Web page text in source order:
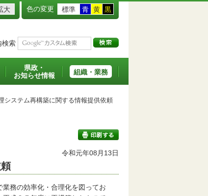
大 色の変更 標準 青 黄 黒
検索
県政・
お知らせ情報
組織・業務
システム再構築に関する情報提供依頼
印刷する
令和元年08月13日
務の効率化・合理化を図ってお